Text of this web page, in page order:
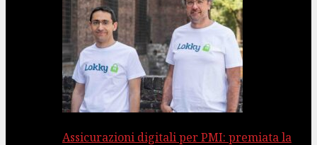
Assicurazioni digitali per PMI: premiata la